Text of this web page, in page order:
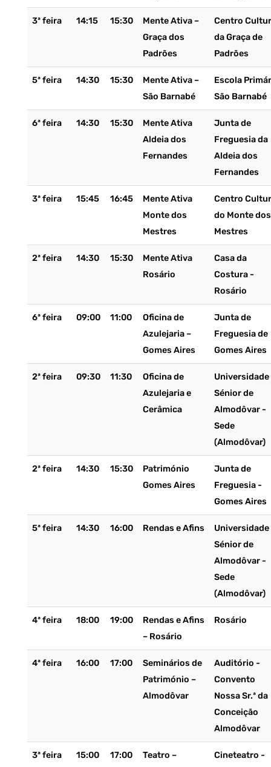
3ª feira 14:15 15:30
Mente Ativa –
Graça dos
Padrões
Centro
da Graça de
Padrões
5ª feira 14:30 15:30
Mente Ativa –
São Barnabé
Escola
São Barnabé
6ª feira 14:30 15:30
Mente Ativa
Aldeia dos
Fernandes
Junta de
Freguesia da
Aldeia dos
Fernandes
3ª feira 15:45 16:45
Mente Ativa
Monte dos
Mestres
Centro
do Monte dos
Mestres
2ª feira 14:30 15:30
Mente Ativa
Rosário
Casa da
Costura -
Rosário
6ª feira 09:00 11:00
Oficina de
Azulejaria –
Gomes Aires
Junta de
Freguesia de
Gomes Aires
2ª feira 09:30 11:30
Oficina de
Azulejaria e
Cerâmica
Universidade
Sénior de
Almodôvar -
Sede
(Almodôvar)
2ª feira 14:30 15:30
Património
Gomes Aires
Junta de
Freguesia -
Gomes Aires
5ª feira 14:30 16:00 Rendas e Afins
Universidade
Sénior de
Almodôvar -
Sede
(Almodôvar)
4ª feira 18:00 19:00
Rendas e Afins
– Rosário
Rosário
4ª feira 16:00 17:00
Seminários de
Património –
Almodôvar
Auditório -
Convento
Nossa Sr.ª da
Conceição
Almodôvar
3ª feira 15:00 17:00
Teatro –
Cineteatro -